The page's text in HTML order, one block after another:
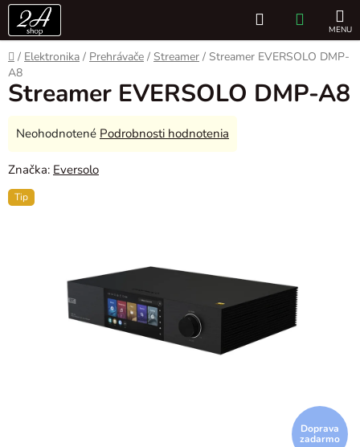
Prejsť
obsah
Hľadať
KOŠÍK
Domov
/ Elektronika / Prehrávače / Streamer / Streamer EVERSOLO DMP-
A8
Streamer EVERSOLO DMP-A8
Priemerné
produktu
je
Neohodnotené Podrobnosti hodnotenia
Značka: Eversolo
Tip
Doprava
zadarmo